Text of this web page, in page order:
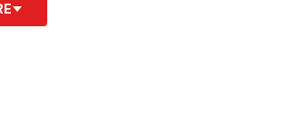
dei biancocelesti e molto altro